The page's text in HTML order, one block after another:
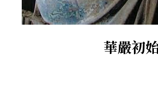
華嚴初
華嚴智海—《道德經》有聲書
華嚴智海—《道德經》有聲書